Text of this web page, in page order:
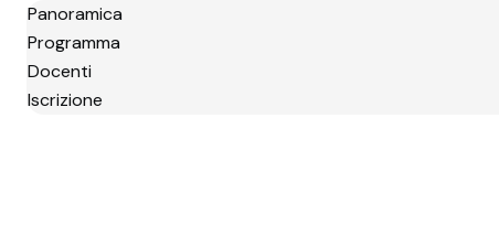
Panoramica
Programma
Docenti
Iscrizione